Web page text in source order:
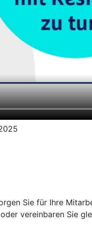
Sie für Ihre
vereinbaren Sie